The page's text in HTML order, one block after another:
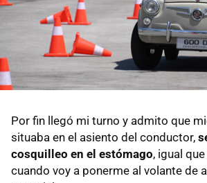
Por fin llegó mi turno y admito que
situaba en el asiento del conductor,
cosquilleo en el estómago, igual
cuando voy a ponerme al volante de